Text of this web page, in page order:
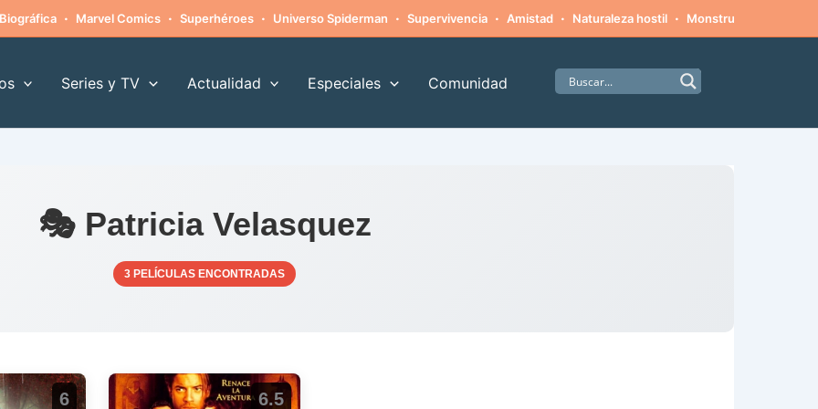
Biográfica · Marvel Comics · Superhéroes · Universo Spiderman · Supervivencia · Amistad · Naturaleza hostil · Monstruos
Series y TV Actualidad Especiales Comunidad
🎭 Patricia Velasquez
3 PELÍCULAS ENCONTRADAS
6 6.5